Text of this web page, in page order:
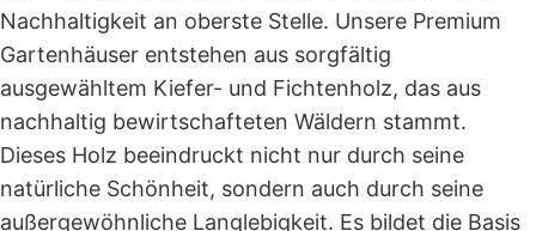
Nachhaltigkeit an oberste Stelle. Unsere Premium
Gartenhäuser entstehen aus sorgfältig
ausgewähltem Kiefer- und Fichtenholz, das aus
nachhaltig bewirtschafteten Wäldern stammt.
Dieses Holz beeindruckt nicht nur durch seine
natürliche Schönheit, sondern auch durch seine
außergewöhnliche Langlebigkeit. Es bildet die Basis